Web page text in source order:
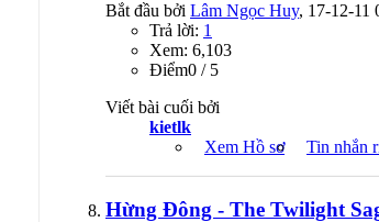
Bắt đầu bởi Lâm Ngọc Huy, 17-12-11
Trả lời: 1
Xem: 6,103
Ðiểm0 / 5
Viết bài cuối bởi
kietlk
Xem Hồ sơ
Tin nhắn
Hừng Đông - The Twilight